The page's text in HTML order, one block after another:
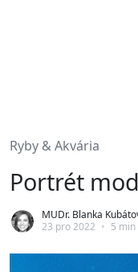
Ryby & Akvária
Portrét
MUDr. Blanka
23 pro 2022 • 5